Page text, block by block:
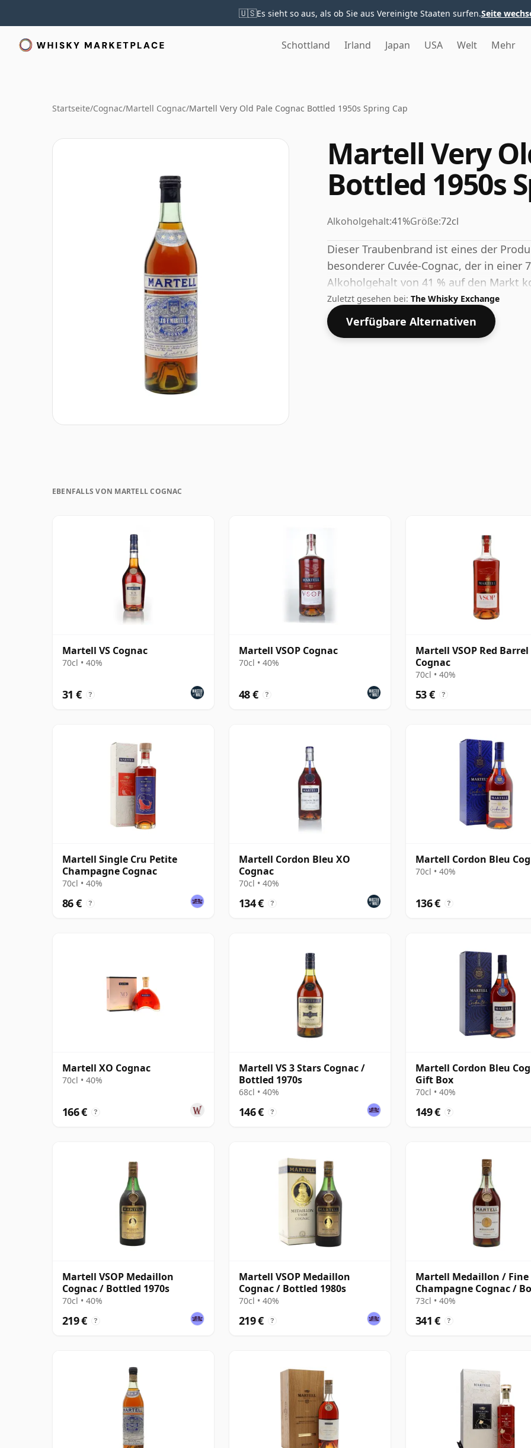
🇺🇸Es sieht so aus, als ob Sie aus Vereinigte Staaten surfen.Seite
Schottland Irland Japan USA Welt Mehr
Startseite/Cognac/Martell Cognac/Martell Very Old Pale Cognac Bottled 1950s Spring Cap
Martell Very
Bottled 1950s
Alkoholgehalt:41%Größe:72cl
Dieser Traubenbrand ist eines der
besonderer Cuvée-Cognac, der in
Alkoholgehalt von 41 % auf den Markt
Zuletzt gesehen bei: The Whisky Exchange
Verfügbare Alternativen
EBENFALLS VON MARTELL COGNAC
Martell VS Cognac
70cl • 40%
31 € ?
Martell VSOP Cognac
70cl • 40%
48 € ?
Martell VSOP Red Barrel
Cognac
70cl • 40%
53 € ?
Martell Single Cru Petite
Champagne Cognac
70cl • 40%
86 € ?
Martell Cordon Bleu XO
Cognac
70cl • 40%
134 € ?
Martell Cordon Bleu
70cl • 40%
136 € ?
Martell XO Cognac
70cl • 40%
166 € ?
Martell VS 3 Stars Cognac /
Bottled 1970s
68cl • 40%
146 € ?
Martell Cordon Bleu
Gift Box
70cl • 40%
149 € ?
Martell VSOP Medaillon
Cognac / Bottled 1970s
70cl • 40%
219 € ?
Martell VSOP Medaillon
Cognac / Bottled 1980s
70cl • 40%
219 € ?
Martell Medaillon / Fine
Champagne Cognac /
1960s
73cl • 40%
341 € ?